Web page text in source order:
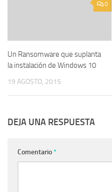
0
Un Ransomware que suplanta
la instalación de Windows 10
19 AGOSTO, 2015
DEJA UNA RESPUESTA
Comentario*